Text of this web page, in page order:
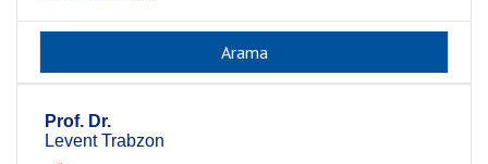
Prof. Dr.
Levent Trabzon